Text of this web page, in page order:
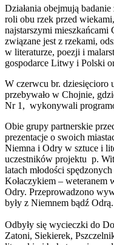
Działania obejmują
roli obu rzek przed
najstarszymi
związane jest z rzekami,
w literaturze, poezji i
gospodarce Litwy i Polski
W czerwcu br.
przebywało w Chojnie,
Nr 1, wykonywali
Obie grupy partnerskie
prezentacje o swoich
Niemna i Odry w sztuce i
uczestników projektu p.
latach młodości
Kołaczykiem – weteranem
Odry. Przeprowadzono
były z Niemnem bądź Odrą.
Odbyły się wycieczki do
Zatoni, Siekierek,